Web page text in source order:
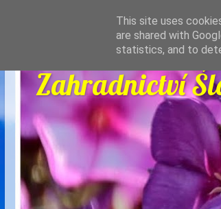
Zahradnictví
This site uses
are shared with
statistics, and to